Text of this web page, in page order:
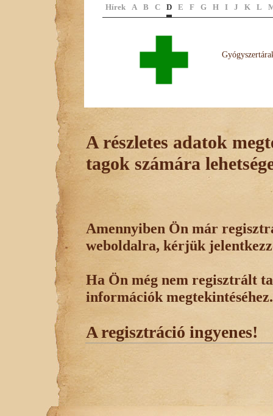
Hírek A B C D E F G H I J K L
A részletes adatok
tagok számára
Amennyiben Ön már
weboldalra, kérjük
Ha Ön még nem regisztrált
információk megtekintéséhez.
A regisztráció ingyenes!